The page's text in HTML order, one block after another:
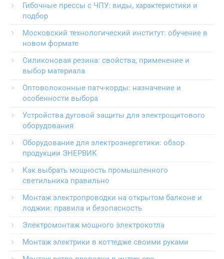
Гибочные прессы с ЧПУ: виды, характеристики и
подбор
Московский технологический институт: обучение в
новом формате
Силиконовая резина: свойства, применение и
выбор материала
Оптоволоконные патч-корды: назначение и
особенности выбора
Устройства дуговой защиты для электрощитового
оборудования
Оборудование для электроэнергетики: обзор
продукции ЭНЕРВИК
Как выбрать мощность промышленного
светильника правильно
Монтаж электропроводки на открытом балконе и
лоджии: правила и безопасность
Электромонтаж мощного электрокотла
Монтаж электрики в коттедже своими руками